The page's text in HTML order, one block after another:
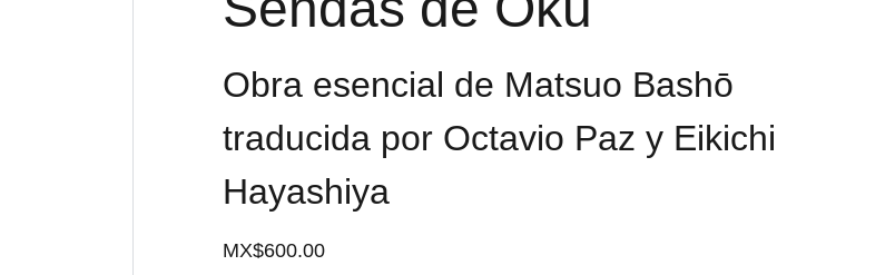
Obra esencial de Matsuo Bashō
traducida por Octavio Paz y Eikichi
Hayashiya
MX$600.00